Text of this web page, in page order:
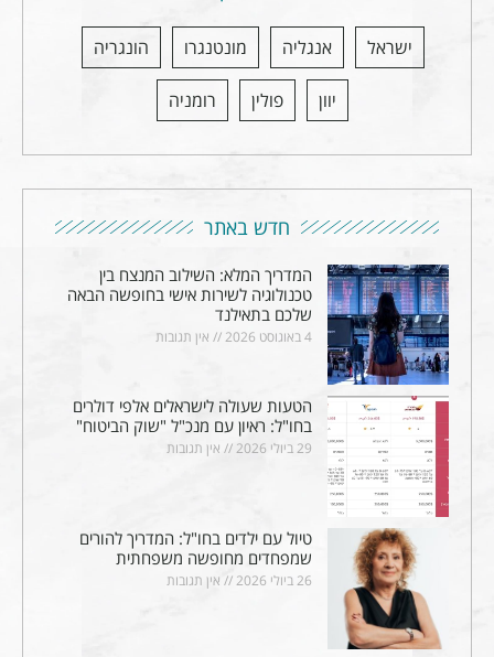
ישראל אנגליה מונטנגרו הונגריה
יוון פולין רומניה
חדש באתר
המדריך המלא: השילוב המנצח בין
טכנולוגיה לשירות אישי בחופשה הבאה
שלכם בתאילנד
4 באוגוסט 2026 אין תגובות
הטעות שעולה לישראלים אלפי דולרים
בחו"ל: ראיון עם מנכ"ל "שוק הביטוח"
29 ביולי 2026 אין תגובות
טיול עם ילדים בחו"ל: המדריך להורים
שמפחדים מחופשה משפחתית
26 ביולי 2026 אין תגובות